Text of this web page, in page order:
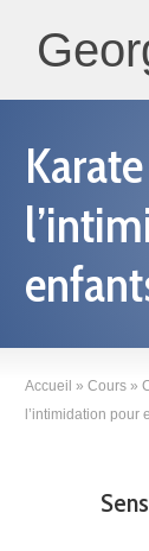
Accueil » Cours »
l’intimidation pour